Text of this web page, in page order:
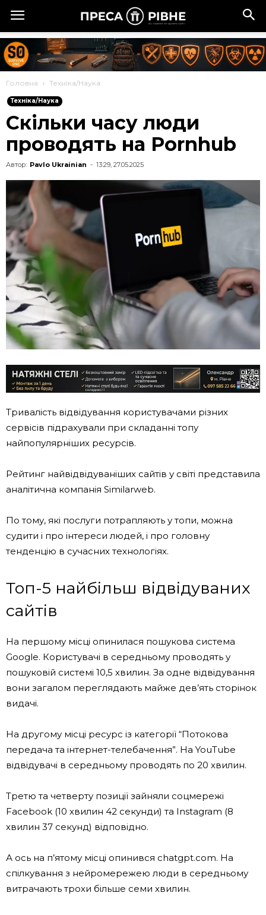
Головна Техніка/Наука
Техніка/Наука
Скільки часу люди
проводять на Pornhub
Автор: Pavlo Ukrainian - 13:29, 27.05.2025
Тривалість відвідування користувачами різних
сервісів підрахували при складанні топу
найпопулярніших ресурсів.
Рейтинг найвідвідуваніших сайтів у світі представила
аналітична компанія Similarweb.
По тому, які послуги потрапляють у топи, можна
судити і про інтереси людей, і про головну
тенденцію в сучасних технологіях.
Топ-5 найбільш відвідуваних
сайтів
На першому місці опинилася пошукова система
Google. Користувачі в середньому проводять у
пошуковій системі 10,5 хвилин. За одне відвідування
вони загалом переглядають майже дев’ять сторінок
видачі.
На другому місці ресурс із категорії “Потокова
передача та інтернет-телебачення”. На YouTube
відвідувачі в середньому проводять по 20 хвилин.
Третю та четверту позиції зайняли соцмережі
Facebook (10 хвилин 42 секунди) та Instagram (8
хвилин 37 секунд) відповідно.
А ось на п’ятому місці опинився chatgpt.com. На
спілкування з нейромережею люди в середньому
витрачають трохи більше семи хвилин.